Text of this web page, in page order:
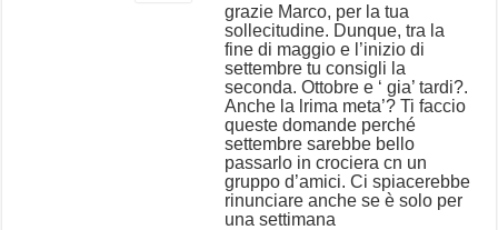
grazie Marco, per la tua
sollecitudine. Dunque, tra la
fine di maggio e l’inizio di
settembre tu consigli la
seconda. Ottobre e ‘ gia’ tardi?.
Anche la lrima meta’? Ti faccio
queste domande perché
settembre sarebbe bello
passarlo in crociera cn un
gruppo d’amici. Ci spiacerebbe
rinunciare anche se è solo per
una settimana